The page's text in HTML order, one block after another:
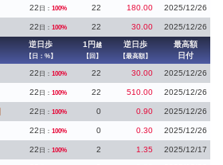
22 日： 100% 22 180.00 2025/12/26
22 日： 100% 22 30.00 2025/12/26
逆日歩
【日：%】
1円 越
【回】
逆日歩
【最高額】
最高額
日付
22 日： 100% 22 30.00 2025/12/26
22 日： 100% 22 510.00 2025/12/26
22 日： 100% 0 0.90 2025/12/26
22 日： 100% 0 0.30 2025/12/26
22 日： 100% 2 1.35 2025/12/17